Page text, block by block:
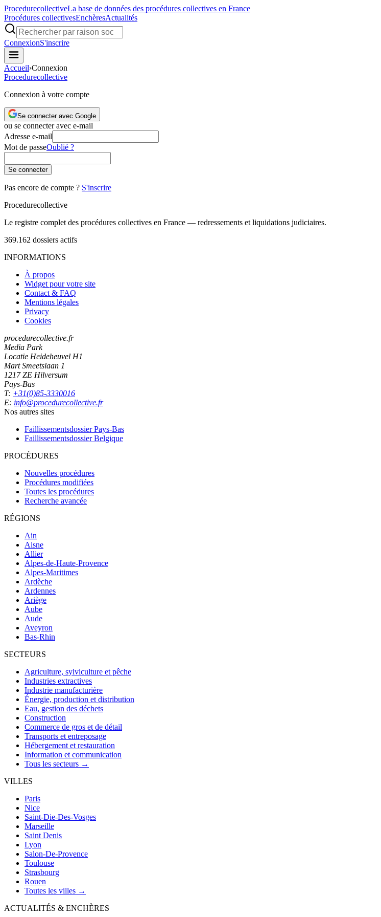
ProcedurecollectiveLa base de données des procédures collectives en France
Procédures collectivesEnchèresActualités
ConnexionS'inscrire
Accueil›Connexion
Procedurecollective
Connexion à votre compte
Se connecter avec Google
ou se connecter avec e-mail
Adresse e-mail
Mot de passeOublié ?
Se connecter
Pas encore de compte ? S'inscrire
Procedurecollective
Le registre complet des procédures collectives en France — redressements et liquidations judiciaires.
369.162 dossiers actifs
INFORMATIONS
À propos
Widget pour votre site
Contact & FAQ
Mentions légales
Privacy
Cookies
procedurecollective.fr
Media Park
Locatie Heideheuvel H1
Mart Smeetslaan 1
1217 ZE Hilversum
Pays-Bas
T: +31(0)85-3330016
E: info@procedurecollective.fr
Nos autres sites
Faillissementsdossier Pays-Bas
Faillissementsdossier Belgique
PROCÉDURES
Nouvelles procédures
Procédures modifiées
Toutes les procédures
Recherche avancée
RÉGIONS
Ain
Aisne
Allier
Alpes-de-Haute-Provence
Alpes-Maritimes
Ardèche
Ardennes
Ariège
Aube
Aude
Aveyron
Bas-Rhin
SECTEURS
Agriculture, sylviculture et pêche
Industries extractives
Industrie manufacturière
Énergie, production et distribution
Eau, gestion des déchets
Construction
Commerce de gros et de détail
Transports et entreposage
Hébergement et restauration
Information et communication
Tous les secteurs →
VILLES
Paris
Nice
Saint-Die-Des-Vosges
Marseille
Saint Denis
Lyon
Salon-De-Provence
Toulouse
Strasbourg
Rouen
Toutes les villes →
ACTUALITÉS & ENCHÈRES